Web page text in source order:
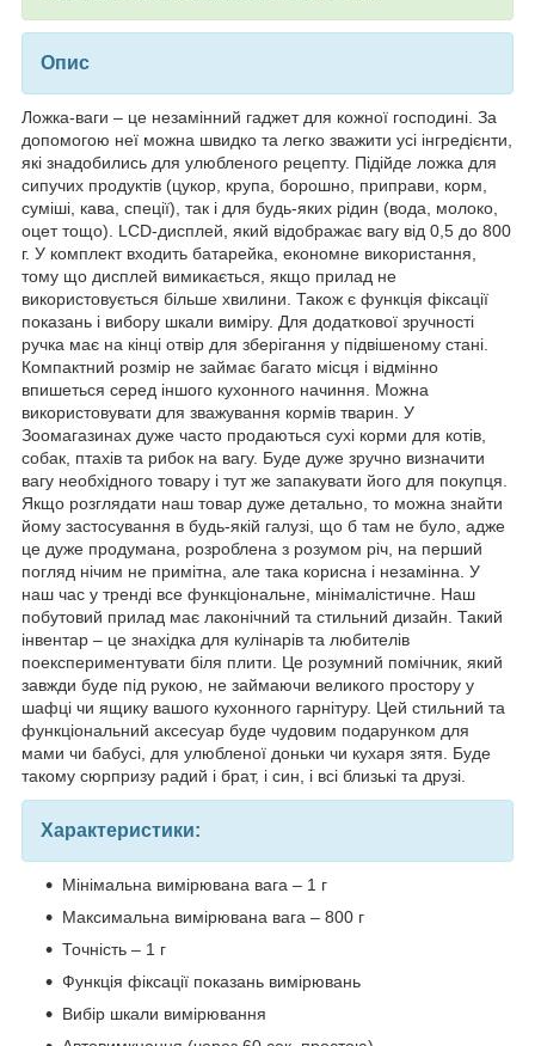
Опис
Ложка-ваги – це незамінний гаджет для кожної господині. За
допомогою неї можна швидко та легко зважити усі інгредієнти,
які знадобились для улюбленого рецепту. Підійде ложка для
сипучих продуктів (цукор, крупа, борошно, приправи, корм,
суміші, кава, спеції), так і для будь-яких рідин (вода, молоко,
оцет тощо). LCD-дисплей, який відображає вагу від 0,5 до 800
г. У комплект входить батарейка, економне використання,
тому що дисплей вимикається, якщо прилад не
використовується більше хвилини. Також є функція фіксації
показань і вибору шкали виміру. Для додаткової зручності
ручка має на кінці отвір для зберігання у підвішеному стані.
Компактний розмір не займає багато місця і відмінно
впишеться серед іншого кухонного начиння. Можна
використовувати для зважування кормів тварин. У
Зоомагазинах дуже часто продаються сухі корми для котів,
собак, птахів та рибок на вагу. Буде дуже зручно визначити
вагу необхідного товару і тут же запакувати його для покупця.
Якщо розглядати наш товар дуже детально, то можна знайти
йому застосування в будь-якій галузі, що б там не було, адже
це дуже продумана, розроблена з розумом річ, на перший
погляд нічим не примітна, але така корисна і незамінна. У
наш час у тренді все функціональне, мінімалістичне. Наш
побутовий прилад має лаконічний та стильний дизайн. Такий
інвентар – це знахідка для кулінарів та любителів
поекспериментувати біля плити. Це розумний помічник, який
завжди буде під рукою, не займаючи великого простору у
шафці чи ящику вашого кухонного гарнітуру. Цей стильний та
функціональний аксесуар буде чудовим подарунком для
мами чи бабусі, для улюбленої доньки чи кухаря зятя. Буде
такому сюрпризу радий і брат, і син, і всі близькі та друзі.
Характеристики:
Мінімальна вимірювана вага – 1 г
Максимальна вимірювана вага – 800 г
Точність – 1 г
Функція фіксації показань вимірювань
Вибір шкали вимірювання